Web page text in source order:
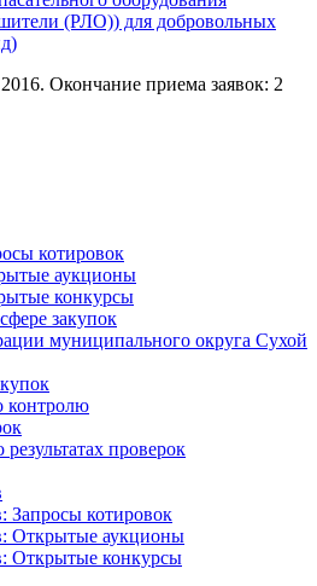
(РЛО)) для добровольных
Окончание приема заявок: 2
котировок
аукционы
конкурсы
закупок
муниципального округа Сухой
контролю
проверок
Запросы котировок
Открытые аукционы
Открытые конкурсы